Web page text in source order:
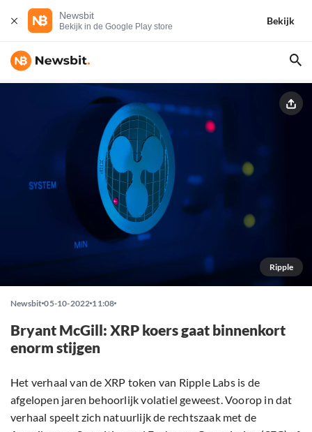
Newsbit
Bekijk in de Google Play store
Bekijk
Ripple
Newsbit 05-10-2022 11:08
Bryant McGill: XRP koers gaat binnenkort
enorm stijgen
Het verhaal van de XRP token van Ripple Labs is de
afgelopen jaren behoorlijk volatiel geweest. Voorop in dat
verhaal speelt zich natuurlijk de rechtszaak met de